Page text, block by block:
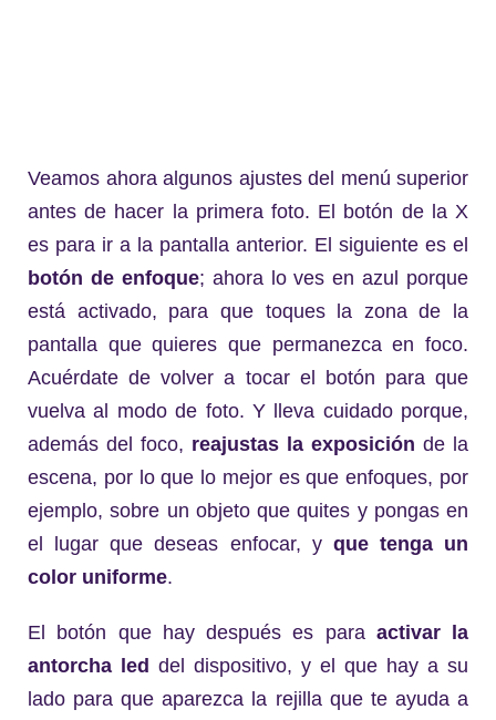
Veamos ahora algunos ajustes del menú superior
antes de hacer la primera foto. El botón de la X
es para ir a la pantalla anterior. El siguiente es el
botón de enfoque; ahora lo ves en azul porque
está activado, para que toques la zona de la
pantalla que quieres que permanezca en foco.
Acuérdate de volver a tocar el botón para que
vuelva al modo de foto. Y lleva cuidado porque,
además del foco, reajustas la exposición de la
escena, por lo que lo mejor es que enfoques, por
ejemplo, sobre un objeto que quites y pongas en
el lugar que deseas enfocar, y que tenga un
color uniforme.
El botón que hay después es para activar la
antorcha led del dispositivo, y el que hay a su
lado para que aparezca la rejilla que te ayuda a